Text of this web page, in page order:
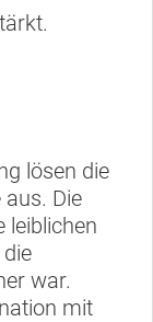
lösen die
Die
leiblichen
war.
mit